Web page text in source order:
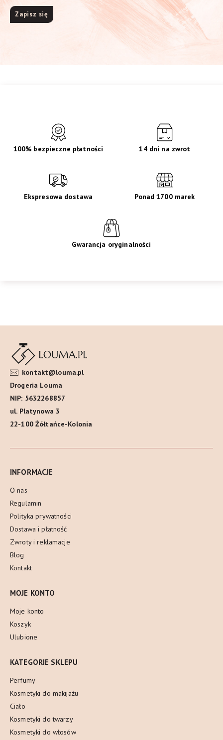
100% bezpieczne płatności 14 dni na zwrot
Ekspresowa dostawa Ponad 1700 marek
Gwarancja oryginalności
kontakt@louma.pl
Drogeria Louma
NIP: 5632268857
ul. Platynowa 3
22-100 Żółtańce-Kolonia
INFORMACJE
O nas
Regulamin
Polityka prywatności
Dostawa i płatność
Zwroty i reklamacje
Blog
Kontakt
MOJE KONTO
Moje konto
Koszyk
Ulubione
KATEGORIE SKLEPU
Perfumy
Kosmetyki do makijażu
Ciało
Kosmetyki do twarzy
Kosmetyki do włosów